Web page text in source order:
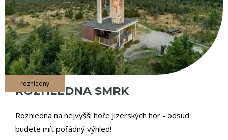
rozhledny
ROZHLEDNA SMRK
Rozhledna na nejvyšší hoře Jizerských hor - odsud
budete mít pořádný výhled!